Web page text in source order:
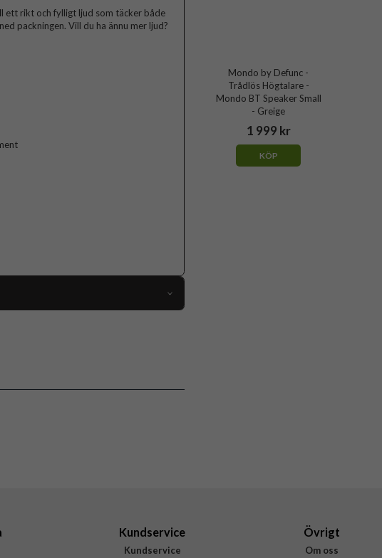
Mondo by Defunc -
Trådlös Högtalare -
Mondo BT Speaker Small
- Greige
1 999 kr
KÖP
ett rikt och fylligt ljud som täcker både
packningen. Vill du ha ännu mer ljud?
Grå, Silver
Kundservice
Kundservice
Övrigt
Om oss